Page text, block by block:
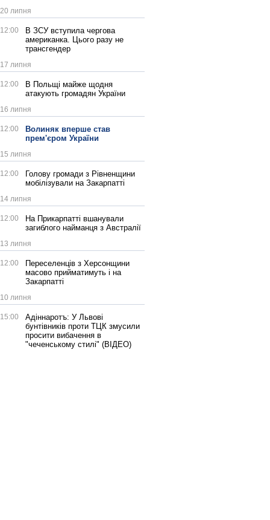
20 липня
12:00
В ЗСУ вступила чергова
американка. Цього разу не
трансгендер
17 липня
12:00
В Польщі майже щодня
атакують громадян України
16 липня
12:00
Волиняк вперше став
прем'єром України
15 липня
12:00
Голову громади з Рівненщини
мобілізували на Закарпатті
14 липня
12:00
На Прикарпатті вшанували
загиблого найманця з Австралії
13 липня
12:00
Переселенців з Херсонщини
масово прийматимуть і на
Закарпатті
10 липня
15:00
Адіннаротъ: У Львові
бунтівників проти ТЦК змусили
просити вибачення в
"чеченському стилі" (ВІДЕО)